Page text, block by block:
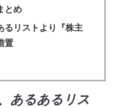
とめ
るリストより『株主
置
あるあるリス